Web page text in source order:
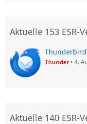
Aktuelle 153 ESR-
Thunderbird
Thunder 4.
Aktuelle 140 ESR-